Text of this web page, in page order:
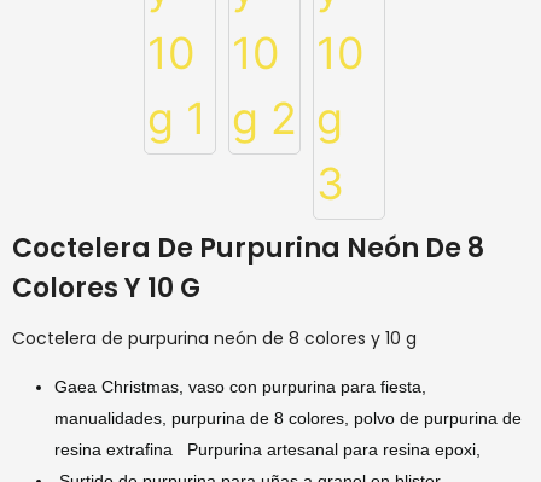
Coctelera De Purpurina Neón De 8
Colores Y 10 G
Coctelera de purpurina neón de 8 colores y 10 g
Gaea Christmas, vaso con purpurina para fiesta,
manualidades, purpurina de 8 colores, polvo de purpurina de
resina extrafina Purpurina artesanal para resina epoxi,